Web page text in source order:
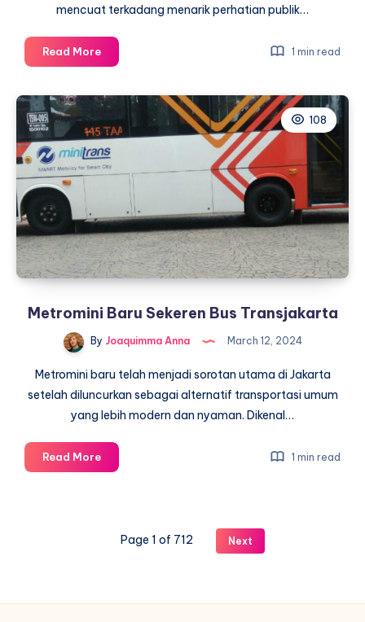
mencuat terkadang menarik perhatian publik…
Read MoreJokowi
Tak
Pusing
Pemberitaan
Media
1 min read
108
Metromini Baru Sekeren Bus Transjakarta
By Joaquimma Anna March 12, 2024
Metromini baru telah menjadi sorotan utama di Jakarta
setelah diluncurkan sebagai alternatif transportasi umum
yang lebih modern dan nyaman. Dikenal…
Read MoreMetromini
Baru
1 min read
Page 1 of 712 Next